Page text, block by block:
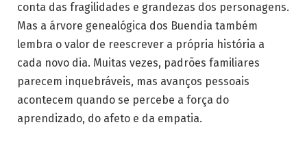
conta das fragilidades e grandezas dos personagens.
Mas a árvore genealógica dos Buendia também
lembra o valor de reescrever a própria história a
cada novo dia. Muitas vezes, padrões familiares
parecem inquebráveis, mas avanços pessoais
acontecem quando se percebe a força do
aprendizado, do afeto e da empatia.